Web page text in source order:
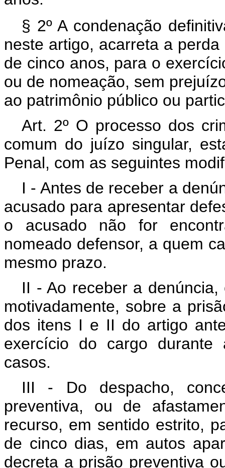
§ 2º A condenação
neste artigo, acarreta a
de cinco anos, para o
ou de nomeação, sem
ao patrimônio público ou
Art. 2º O processo dos
comum do juízo singular,
Penal, com as seguintes
I - Antes de receber a
acusado para apresentar
o acusado não for
nomeado defensor, a quem
mesmo prazo.
II - Ao receber a
motivadamente, sobre a
dos itens I e II do artigo
exercício do cargo
casos.
III - Do despacho,
preventiva, ou de
recurso, em sentido estrito,
de cinco dias, em autos
decreta a prisão preventiva